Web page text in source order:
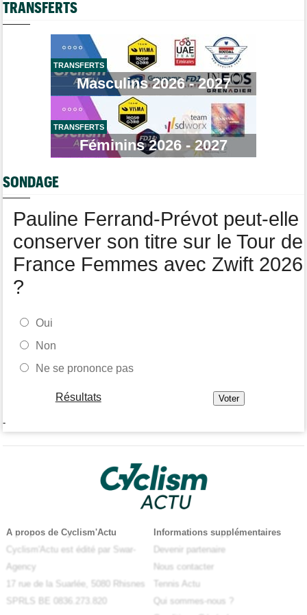
Giulio Pellizzari la 5e et dernière étape, Gall le général final !
Tour de France Femmes
Reusser : "On s'est trop regardées... c'était stupide"
15:35
Tour de France Femmes
Lilan Calmejane: "Ferrand-Prévot nous raconte des salades…"
Route
Un coureur de 16 ans touché à la moelle épinière suite à un
accident
La peloton du Tour Femmes... 21 abandons
TRANSFERTS
TRANSFERTS
Masculins 2026 - 2027
TRANSFERTS
Féminins 2026 - 2027
SONDAGE
Pauline Ferrand-Prévot peut-elle
conserver son titre sur le Tour de
France Femmes avec Zwift 2026
?
Oui
Non
Ne se prononce pas
Résultats
-
A propos de Cyclism'Actu
Cyclism'Actu est édité par Swar-
Agency
17 rue de la Suarlée, 5080 Rhisnes
SPRLS BE 0836.273.820
Informations supplémentaires
Devenir partenaire
Nous contacter
Tennis Actu
Qui sommes-nous ?